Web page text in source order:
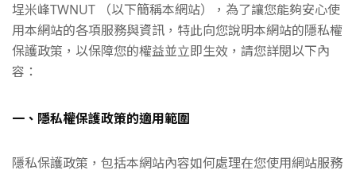
埕米峰TWNUT
（以下簡稱本網站），為了讓您能夠安心使
用本網站的各項服務與資訊，特此向您說明本網站的隱私權
保護政策，以保障您的權益並立即生效，請您詳閱以下內
容：
一、隱私權保護政策的適用範圍
隱私保護政策，包括本網站內容如何處理在您使用網站服務